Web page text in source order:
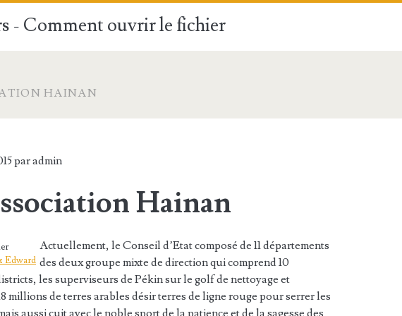
- Comment ouvrir le fichier
HAINAN
paradmin
Hainan
Edward
Actuellement, le Conseil d’Etat composé de 11 départements
des deux groupe mixte de direction qui comprend 10
les superviseurs de Pékin sur le golf de nettoyage et
millions de terres arables désir terres de ligne rouge pour serrer les
aussi cuit avec le noble sport de la patience et de la sagesse des